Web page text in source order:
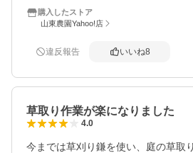
購入したストア
山東農園Yahoo!店
違反報告 いいね8
草取り作業が楽になりました
4.0
今までは草刈り鎌を使い、庭の草取